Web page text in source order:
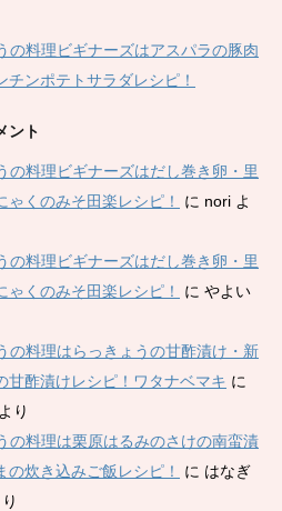
の料理ビギナーズはアスパラの豚肉
チンポテトサラダレシピ！
ント
の料理ビギナーズはだし巻き卵・里
ゃくのみそ田楽レシピ！
に nori よ
の料理ビギナーズはだし巻き卵・里
ゃくのみそ田楽レシピ！
に やよい
の料理はらっきょうの甘酢漬け・新
甘酢漬けレシピ！ワタナベマキ に
より
の料理は栗原はるみのさけの南蛮漬
の炊き込みご飯レシピ！
に はなぎ